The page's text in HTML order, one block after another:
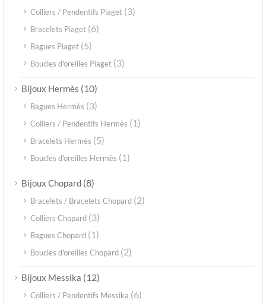
Colliers / Pendentifs Piaget (3)
Bracelets Piaget (6)
Bagues Piaget (5)
Boucles d'oreilles Piaget (3)
Bijoux Hermès (10)
Bagues Hermès (3)
Colliers / Pendentifs Hermès (1)
Bracelets Hermès (5)
Boucles d'oreilles Hermès (1)
Bijoux Chopard (8)
Bracelets / Bracelets Chopard (2)
Colliers Chopard (3)
Bagues Chopard (1)
Boucles d'oreilles Chopard (2)
Bijoux Messika (12)
Colliers / Pendentifs Messika (6)